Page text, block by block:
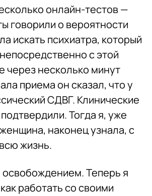
онлайн-тестов —
говорили о вероятности
искать психиатра, который
с этой
через несколько минут
приема он сказал, что у
СДВГ. Клинические
Тогда я, уже
наконец узнала, с
жизнь.
освобождением. Теперь я
работать со своими